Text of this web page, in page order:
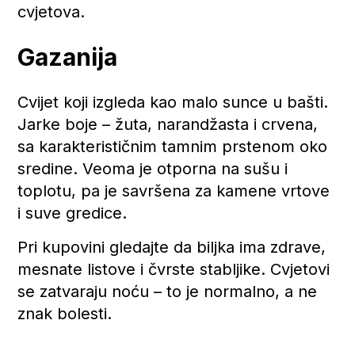
cvjetova.
Gazanija
Cvijet koji izgleda kao malo sunce u bašti.
Jarke boje – žuta, narandžasta i crvena,
sa karakterističnim tamnim prstenom oko
sredine. Veoma je otporna na sušu i
toplotu, pa je savršena za kamene vrtove
i suve gredice.
Pri kupovini gledajte da biljka ima zdrave,
mesnate listove i čvrste stabljike. Cvjetovi
se zatvaraju noću – to je normalno, a ne
znak bolesti.